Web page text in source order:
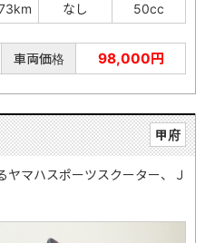
なし 50cc
車両価格 98,000円
甲府
マハスポーツスクーター、Ｊ